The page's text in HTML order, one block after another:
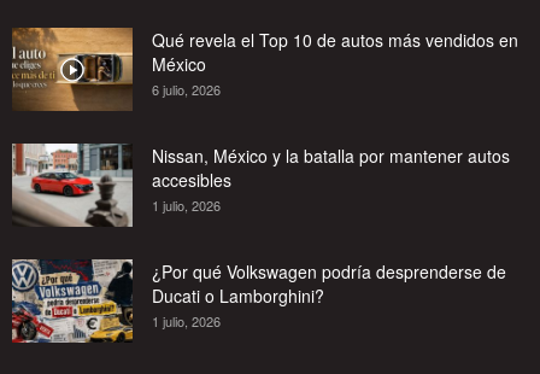
Qué revela el Top 10 de autos más vendidos en
México
6 julio, 2026
Nissan, México y la batalla por mantener autos
accesibles
1 julio, 2026
¿Por qué Volkswagen podría desprenderse de
Ducati o Lamborghini?
1 julio, 2026